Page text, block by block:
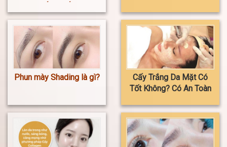
nhiêu?
Phun mày Shading là gì?
Cấy Trắng Da Mặt Có
Tốt Không? Có An Toàn